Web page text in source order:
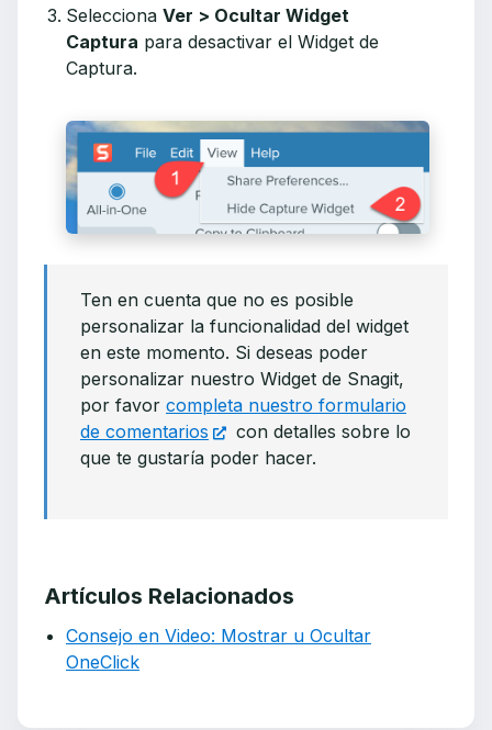
Selecciona Ver > Ocultar Widget
Captura para desactivar el Widget de
Captura.
Ten en cuenta que no es posible
personalizar la funcionalidad del widget
en este momento. Si deseas poder
personalizar nuestro Widget de Snagit,
por favor completa nuestro formulario
de comentarios
con detalles sobre lo
que te gustaría poder hacer.
Artículos Relacionados
Consejo en Video: Mostrar u Ocultar
OneClick